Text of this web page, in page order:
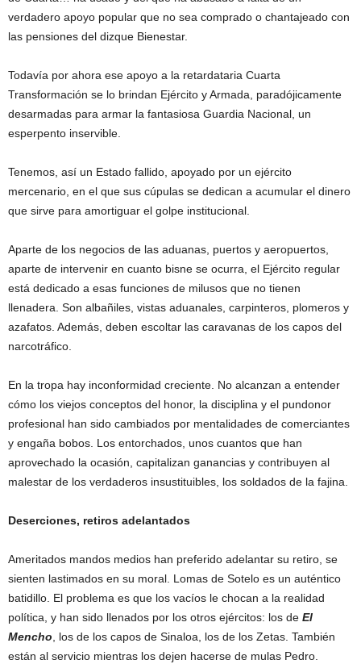
verdadero apoyo popular que no sea comprado o chantajeado con
las pensiones del dizque Bienestar.
Todavía por ahora ese apoyo a la retardataria Cuarta
Transformación se lo brindan Ejército y Armada, paradójicamente
desarmadas para armar la fantasiosa Guardia Nacional, un
esperpento inservible.
Tenemos, así un Estado fallido, apoyado por un ejército
mercenario, en el que sus cúpulas se dedican a acumular el dinero
que sirve para amortiguar el golpe institucional.
Aparte de los negocios de las aduanas, puertos y aeropuertos,
aparte de intervenir en cuanto bisne se ocurra, el Ejército regular
está dedicado a esas funciones de milusos que no tienen
llenadera. Son albañiles, vistas aduanales, carpinteros, plomeros y
azafatos. Además, deben escoltar las caravanas de los capos del
narcotráfico.
En la tropa hay inconformidad creciente. No alcanzan a entender
cómo los viejos conceptos del honor, la disciplina y el pundonor
profesional han sido cambiados por mentalidades de comerciantes
y engaña bobos. Los entorchados, unos cuantos que han
aprovechado la ocasión, capitalizan ganancias y contribuyen al
malestar de los verdaderos insustituibles, los soldados de la fajina.
Deserciones, retiros adelantados
Ameritados mandos medios han preferido adelantar su retiro, se
sienten lastimados en su moral. Lomas de Sotelo es un auténtico
batidillo. El problema es que los vacíos le chocan a la realidad
política, y han sido llenados por los otros ejércitos: los de El
Mencho ‎, los de los capos de Sinaloa, los de los Zetas. También
están al servicio mientras los dejen hacerse de mulas Pedro.